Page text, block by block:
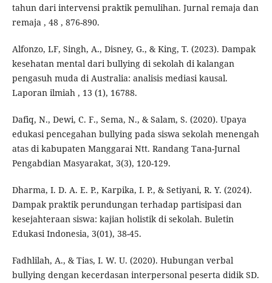
tahun dari intervensi praktik pemulihan. Jurnal remaja dan
remaja , 48 , 876-890.
Alfonzo, LF, Singh, A., Disney, G., & King, T. (2023). Dampak
kesehatan mental dari bullying di sekolah di kalangan
pengasuh muda di Australia: analisis mediasi kausal.
Laporan ilmiah , 13 (1), 16788.
Dafiq, N., Dewi, C. F., Sema, N., & Salam, S. (2020). Upaya
edukasi pencegahan bullying pada siswa sekolah menengah
atas di kabupaten Manggarai Ntt. Randang Tana-Jurnal
Pengabdian Masyarakat, 3(3), 120-129.
Dharma, I. D. A. E. P., Karpika, I. P., & Setiyani, R. Y. (2024).
Dampak praktik perundungan terhadap partisipasi dan
kesejahteraan siswa: kajian holistik di sekolah. Buletin
Edukasi Indonesia, 3(01), 38-45.
Fadhlilah, A., & Tias, I. W. U. (2020). Hubungan verbal
bullying dengan kecerdasan interpersonal peserta didik SD.